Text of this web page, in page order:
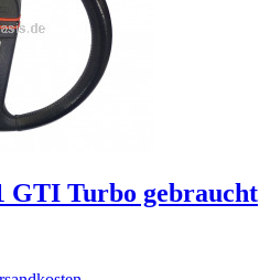
GTI Turbo gebraucht